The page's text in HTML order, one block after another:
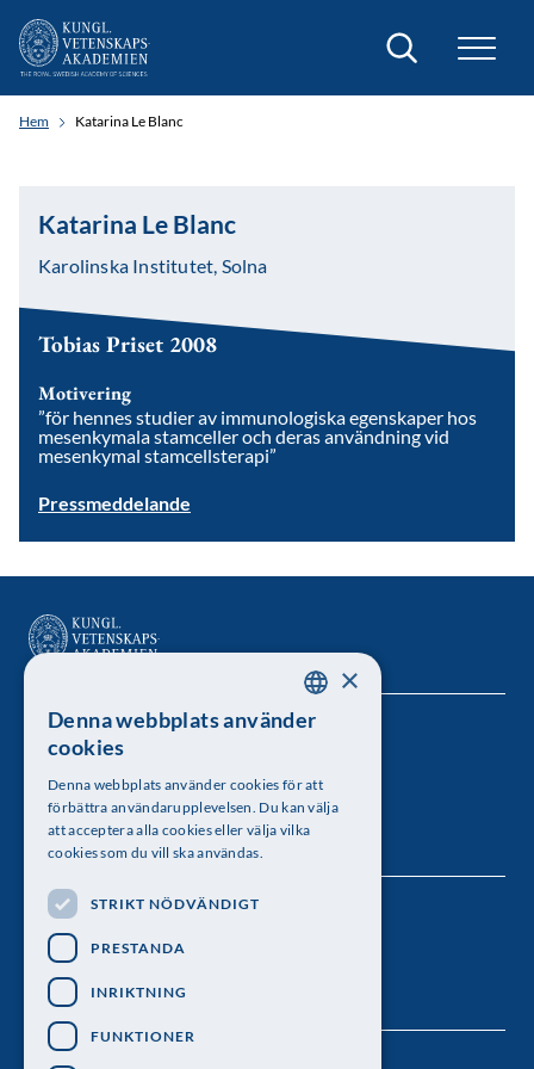
Sök
Hem Katarina Le Blanc
Katarina Le Blanc
Karolinska Institutet, Solna
Tobias Priset 2008
Motivering
”för hennes studier av immunologiska egenskaper hos
mesenkymala stamceller och deras användning vid
mesenkymal stamcellsterapi”
Pressmeddelande
Kungl. Vetenskapsakademien
Besöksadress: Lilla Frescativägen 4A
Telefon: 08-673 95 00
Följ oss
SWEDISH
×
Denna webbplats använder
cookies
Denna webbplats använder cookies för att
förbättra användarupplevelsen. Du kan välja
att acceptera alla cookies eller välja vilka
cookies som du vill ska användas.
STRIKT NÖDVÄNDIGT
PRESTANDA
INRIKTNING
FUNKTIONER